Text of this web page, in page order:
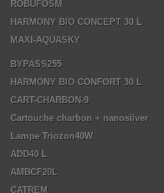
ROBUFOSM
HARMONY BIO CONCEPT 30 L
MAXI-AQUASKY
BYPASS255
HARMONY BIO CONFORT 30 L
CART-CHARBON-9
Cartouche charbon + nanosilver
Lampe Triozon40W
ADD40 L
AMBCF20L
CATREM